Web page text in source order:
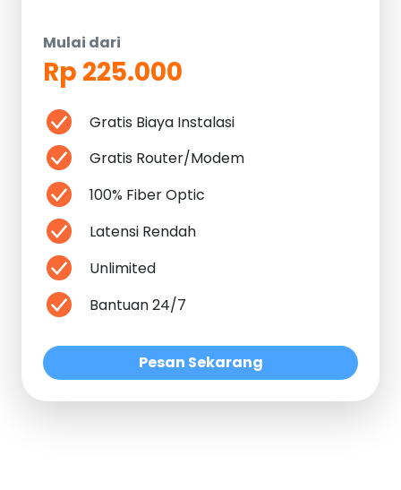
Mulai dari
Rp 225.000
Gratis Biaya Instalasi
Gratis Router/Modem
100% Fiber Optic
Latensi Rendah
Unlimited
Bantuan 24/7
Pesan Sekarang